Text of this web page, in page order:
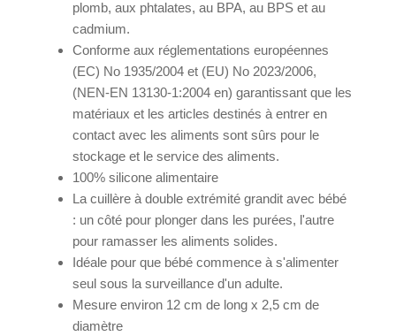
plomb, aux phtalates, au BPA, au BPS et au
cadmium.
Conforme aux réglementations européennes
(EC) No 1935/2004 et (EU) No 2023/2006,
(NEN-EN 13130-1:2004 en) garantissant que les
matériaux et les articles destinés à entrer en
contact avec les aliments sont sûrs pour le
stockage et le service des aliments.
100% silicone alimentaire
La cuillère à double extrémité grandit avec bébé
: un côté pour plonger dans les purées, l'autre
pour ramasser les aliments solides.
Idéale pour que bébé commence à s'alimenter
seul sous la surveillance d'un adulte.
Mesure environ 12 cm de long x 2,5 cm de
diamètre